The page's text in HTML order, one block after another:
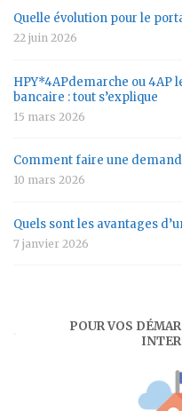
Quelle évolution pour le
22 juin 2026
HPY*4APdemarche ou 4AP
bancaire : tout s’explique
15 mars 2026
Comment faire une
10 mars 2026
Quels sont les avantages
7 janvier 2026
POUR VOS